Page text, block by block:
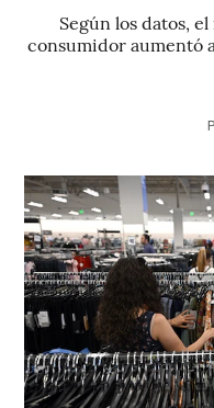
Según los datos,
consumidor aumentó